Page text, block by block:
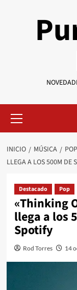
primario
INICIO MÚSICA POP
LLEGA A LOS 500M DE
Destacado Pop
«Thinking
llega a los
Spotify
Rod Torres 14